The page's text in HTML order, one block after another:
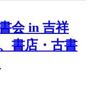
会 in 吉祥
書店・古書